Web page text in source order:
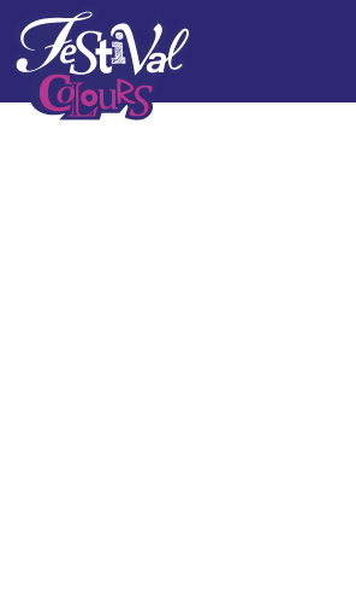
geen content gevonden
© 2026 Festival Colours® is een feestelijke
tuin en terras ontwikkeld door